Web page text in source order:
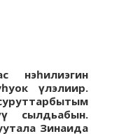
нэһилиэгин
үлэлиир.
сылдьабын.
Зинаида